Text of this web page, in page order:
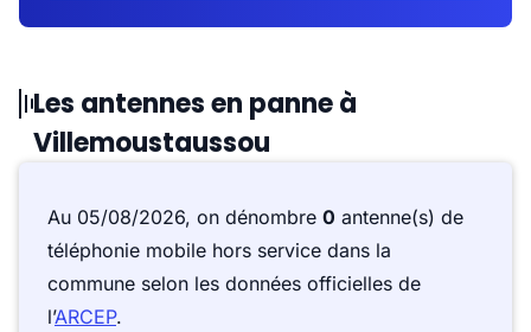
Les antennes en panne à
Villemoustaussou
Au 05/08/2026, on dénombre 0 antenne(s) de
téléphonie mobile hors service dans la
commune selon les données officielles de
l’ARCEP.